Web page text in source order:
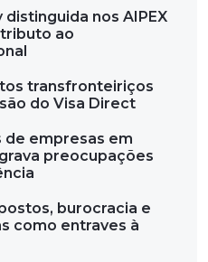
nos AIPEX
ao
transfronteiriços
do Visa Direct
de empresas em
preocupações
burocracia e
como entraves à